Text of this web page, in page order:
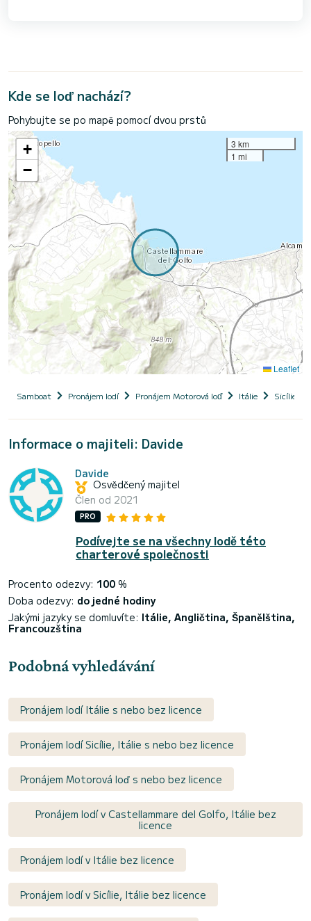
Kde se loď nachází?
Pohybujte se po mapě pomocí dvou prstů
+
−
3 km
1 mi
Leaflet
Samboat Pronájem lodí Pronájem Motorová loď Itálie Sicílie
Informace o majiteli: Davide
Davide
Osvědčený majitel
Člen od 2021
PRO
Podívejte se na všechny lodě této
charterové společnosti
Procento odezvy: 100 %
Doba odezvy: do jedné hodiny
Jakými jazyky se domluvíte: Itálie, Angličtina, Španělština,
Francouzština
Podobná vyhledávání
Pronájem lodí Itálie s nebo bez licence
Pronájem lodí Sicílie, Itálie s nebo bez licence
Pronájem Motorová loď s nebo bez licence
Pronájem lodí v Castellammare del Golfo, Itálie bez
licence
Pronájem lodí v Itálie bez licence
Pronájem lodí v Sicílie, Itálie bez licence